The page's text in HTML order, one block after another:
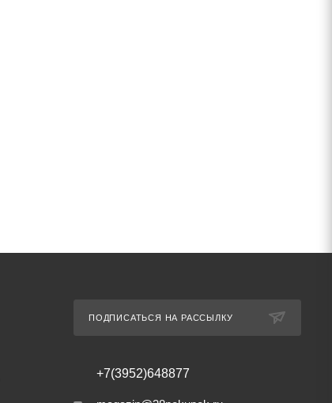
ПОДПИСАТЬСЯ НА РАССЫЛКУ
+7(3952)648877